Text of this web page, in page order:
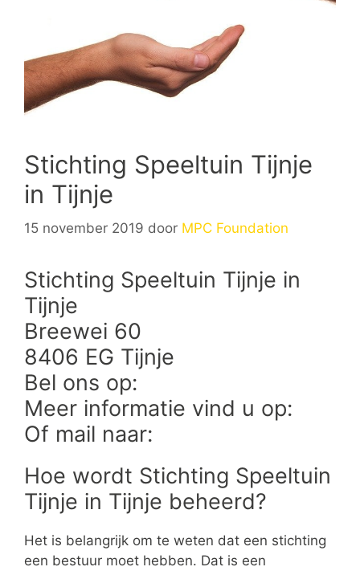
Stichting Speeltuin Tijnje
in Tijnje
15 november 2019 door MPC Foundation
Stichting Speeltuin Tijnje in
Tijnje
Breewei 60
8406 EG Tijnje
Bel ons op:
Meer informatie vind u op:
Of mail naar:
Hoe wordt Stichting Speeltuin
Tijnje in Tijnje beheerd?
Het is belangrijk om te weten dat een stichting
een bestuur moet hebben. Dat is een